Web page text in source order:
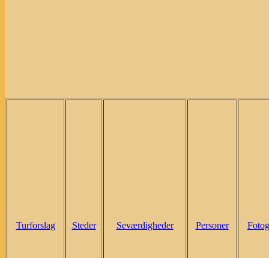
Turforslag Steder Seværdigheder Personer